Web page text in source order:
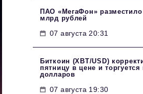
ПАО «МегаФон»
млрд рублей
07 августа 20:31
Биткоин (XBT/USD)
пятницу в цене и
долларов
07 августа 19:30